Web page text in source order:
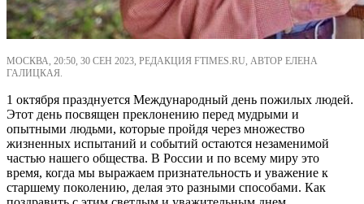
МОСКВА, 20:50, 30 СЕН 2023, РЕДАКЦИЯ FTIMES.RU, АВТОР ЕЛЕНА
ГАЛИЦКАЯ.
1 октября празднуется Международный день пожилых людей.
Этот день посвящен преклонению перед мудрыми и
опытными людьми, которые пройдя через множество
жизненных испытаний и событий остаются незаменимой
частью нашего общества. В России и по всему миру это
время, когда мы выражаем признательность и уважение к
старшему поколению, делая это разными способами. Как